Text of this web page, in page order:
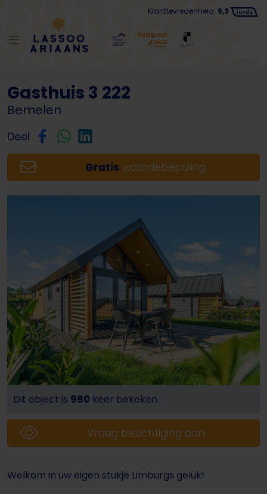
Klanttevredenheid 9,3
Terug naar lijst
Gasthuis 3 222
Bemelen
Deel
Gratis waardebepaling
Welkom in uw eigen stukje Limburgs geluk!
Dit object is 980 keer bekeken.
Vraag bezichtiging aan